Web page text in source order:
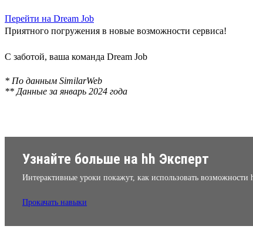
Перейти на Dream Job
Приятного погружения в новые возможности сервиса!
С заботой, ваша команда Dream Job
* По данным SimilarWeb
** Данные за январь 2024 года
Узнайте больше на hh Эксперт
Интерактивные уроки покажут, как использовать возможности
Прокачать навыки